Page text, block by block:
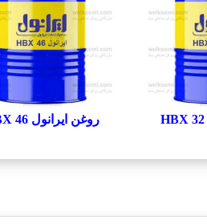
روغن ایرانول HBX 46